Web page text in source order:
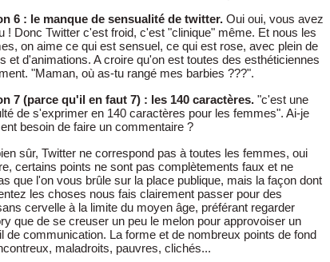
6 : le manque de sensualité de twitter. Oui oui, vous avez
! Donc Twitter c'est froid, c'est "clinique" même. Et nous les
on aime ce qui est sensuel, ce qui est rose, avec plein de
et d'animations. A croire qu'on est toutes des esthéticiennes
"Maman, où as-tu rangé mes barbies ???".
7 (parce qu'il en faut 7) : les 140 caractères. "c'est une
de s'exprimer en 140 caractères pour les femmes". Ai-je
besoin de faire un commentaire ?
sûr, Twitter ne correspond pas à toutes les femmes, oui
certains points ne sont pas complètements faux et ne
que l'on vous brûle sur la place publique, mais la façon dont
les choses nous fais clairement passer pour des
cervelle à la limite du moyen âge, préférant regarder
que de se creuser un peu le melon pour approvoiser un
de communication. La forme et de nombreux points de fond
maladroits, pauvres, clichés...